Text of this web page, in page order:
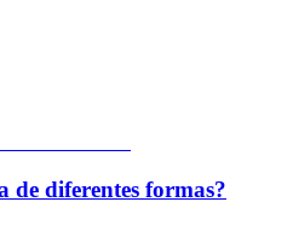
de diferentes formas?